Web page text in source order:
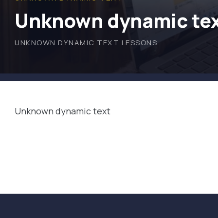
Unknown dynamic
UNKNOWN DYNAMIC TEXT LESSONS
Unknown dynamic text